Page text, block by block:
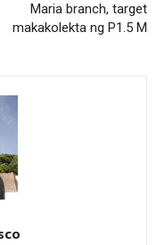
Maria branch, target
makakolekta ng P1.5 M